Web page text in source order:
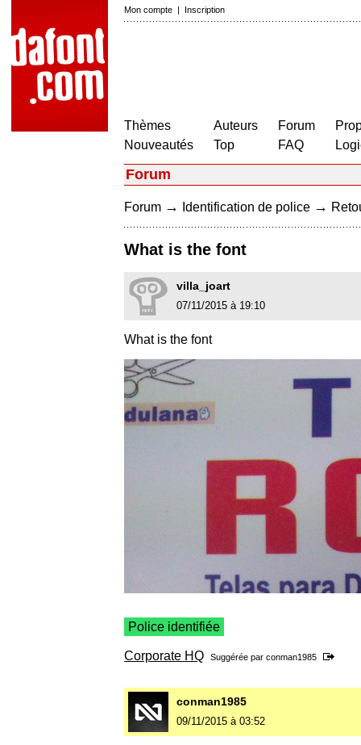
Mon compte | Inscription
Thèmes
Nouveautés
Auteurs
Top
Forum
FAQ
Forum
Forum → Identification de police →
What is the font
villa_joart
07/11/2015 à 19:10
What is the font
Police identifiée
Corporate HQ Suggérée par conman1985
conman1985
09/11/2015 à 03:52